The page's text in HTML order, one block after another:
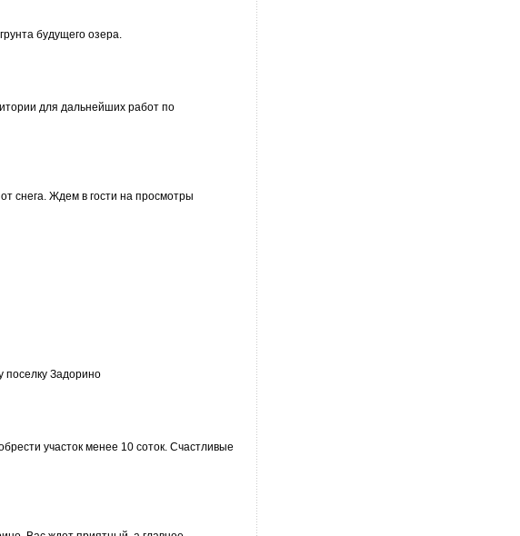
будущего озера.
для дальнейших работ по
снега. Ждем в гости на просмотры
поселку Задорино
участок менее 10 соток. Счастливые